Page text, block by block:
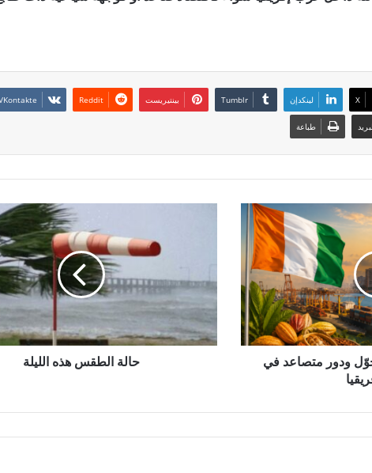
X لينكدإن بينتيريست
طباعة
ودور متصاعد في
حالة الطقس هذه الليلة